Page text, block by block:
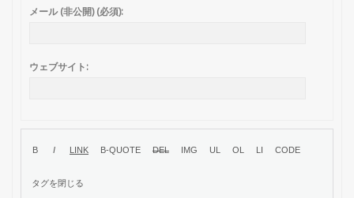
メール (非公開) (必須):
ウェブサイト: